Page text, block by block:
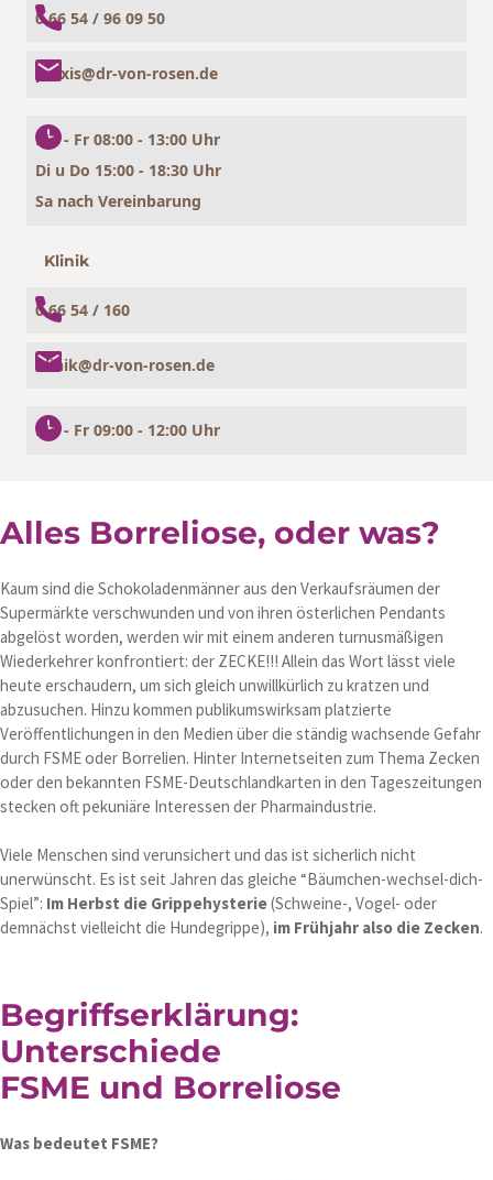
0 66 54 / 96 09 50
praxis@dr-von-rosen.de
Mo - Fr 08:00 - 13:00 Uhr
Di u Do 15:00 - 18:30 Uhr
Sa nach Vereinbarung
Klinik
0 66 54 / 160
klinik@dr-von-rosen.de
Mo - Fr 09:00 - 12:00 Uhr
Alles Borreliose, oder was?
Kaum sind die Schokoladenmänner aus den Verkaufsräumen der
Supermärkte verschwunden und von ihren österlichen Pendants
abgelöst worden, werden wir mit einem anderen turnusmäßigen
Wiederkehrer konfrontiert: der ZECKE!!! Allein das Wort lässt viele
heute erschaudern, um sich gleich unwillkürlich zu kratzen und
abzusuchen. Hinzu kommen publikumswirksam platzierte
Veröffentlichungen in den Medien über die ständig wachsende Gefahr
durch FSME oder Borrelien. Hinter Internetseiten zum Thema Zecken
oder den bekannten FSME-Deutschlandkarten in den Tageszeitungen
stecken oft pekuniäre Interessen der Pharmaindustrie.
Viele Menschen sind verunsichert und das ist sicherlich nicht
unerwünscht. Es ist seit Jahren das gleiche “Bäumchen-wechsel-dich-
Spiel”: Im Herbst die Grippehysterie(Schweine-, Vogel- oder
demnächst vielleicht die Hundegrippe), im Frühjahr also die Zecken.
Begriffserklärung:
Unterschiede
FSME und Borreliose
Was bedeutet FSME?